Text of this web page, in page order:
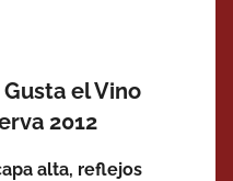
el Vino
2012
alta, reflejos